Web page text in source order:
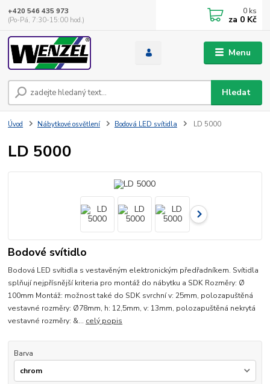
Menu
Hledat
+420 546 435 973
(Po-Pá, 7:30-15:00 hod.)
0 ks
za 0 Kč
Úvod Nábytkové osvětlení Bodová LED svítidla LD 5000
LD 5000
Bodové svítidlo
Bodová LED svítidla s vestavěným elektronickým předřadníkem. Svítidla
splňují nejpřísnější kriteria pro montáž do nábytku a SDK Rozměry: Ø
100mm Montáž: možnost také do SDK svrchní v: 25mm, polozapuštěná
vestavné rozměry: Ø78mm, h: 12,5mm, v: 13mm, polozapuštěná nekrytá
vestavné rozměry: &... celý popis
Barva